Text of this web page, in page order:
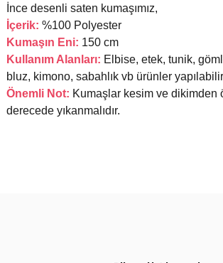
İnce desenli saten kumaşımız,
İçerik: %100 Polyester
Kumaşın Eni: 150 cm
Kullanım Alanları: E lbise, etek, tunik,
bluz, kimono, sabahlık vb ürünler
Önemli Not: Kumaşlar kesim ve dikimden
derecede yıkanmalıdır.